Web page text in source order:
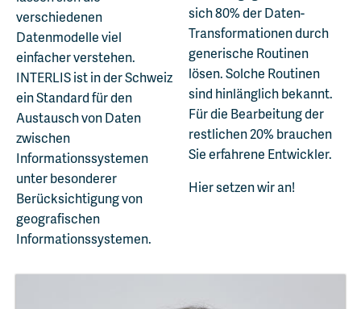
verschiedenen
Datenmodelle viel
einfacher verstehen.
INTERLIS ist in der Schweiz
ein Standard für den
Austausch von Daten
zwischen
Informationssystemen
unter besonderer
Berücksichtigung von
geografischen
Informationssystemen.
sich 80% der Daten-
Transformationen durch
generische Routinen
lösen. Solche Routinen
sind hinlänglich bekannt.
Für die Bearbeitung der
restlichen 20% brauchen
Sie erfahrene Entwickler.
Hier setzen wir an!